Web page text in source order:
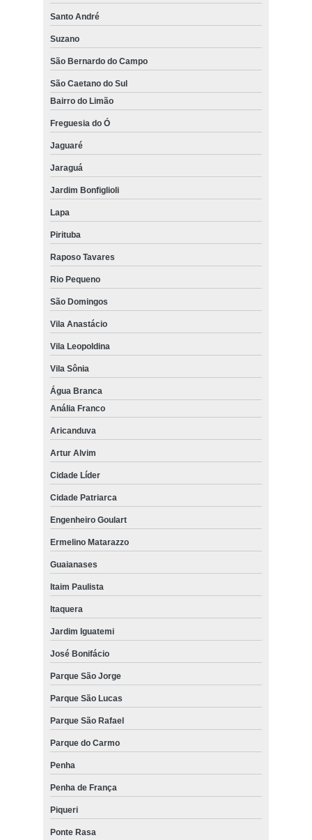
Santo André
Suzano
São Bernardo do Campo
São Caetano do Sul
Bairro do Limão
Freguesia do Ó
Jaguaré
Jaraguá
Jardim Bonfiglioli
Lapa
Pirituba
Raposo Tavares
Rio Pequeno
São Domingos
Vila Anastácio
Vila Leopoldina
Vila Sônia
Água Branca
Anália Franco
Aricanduva
Artur Alvim
Cidade Líder
Cidade Patriarca
Engenheiro Goulart
Ermelino Matarazzo
Guaianases
Itaim Paulista
Itaquera
Jardim Iguatemi
José Bonifácio
Parque São Jorge
Parque São Lucas
Parque São Rafael
Parque do Carmo
Penha
Penha de França
Piqueri
Ponte Rasa